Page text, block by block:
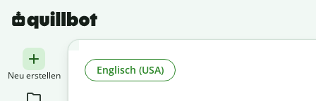
Neu erstellen Englisch (USA)